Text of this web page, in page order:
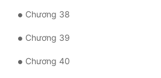
Ngự Thú
Truyện Nam
Truyện Nữ
Chương 38
Chương 39
Chương 40